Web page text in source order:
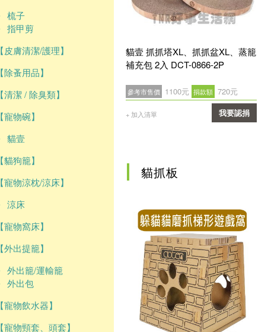
梳子
指甲剪
【皮膚清潔/護理】
【除蚤用品】
【清潔 / 除臭類】
【寵物碗】
貓壹
【貓狗籠】
【寵物涼枕/涼床】
涼床
【寵物窩床】
【外出提籠】
外出籠/運輸籠
外出包
【寵物飲水器】
【寵物頸套、頭套】
貓壹 抓抓塔XL、抓抓盆XL、蒸籠
補充包 2入 DCT-0866-2P
參考市售價 1100元 捐款額 720元
+ 加入清單 我要認捐
貓抓板